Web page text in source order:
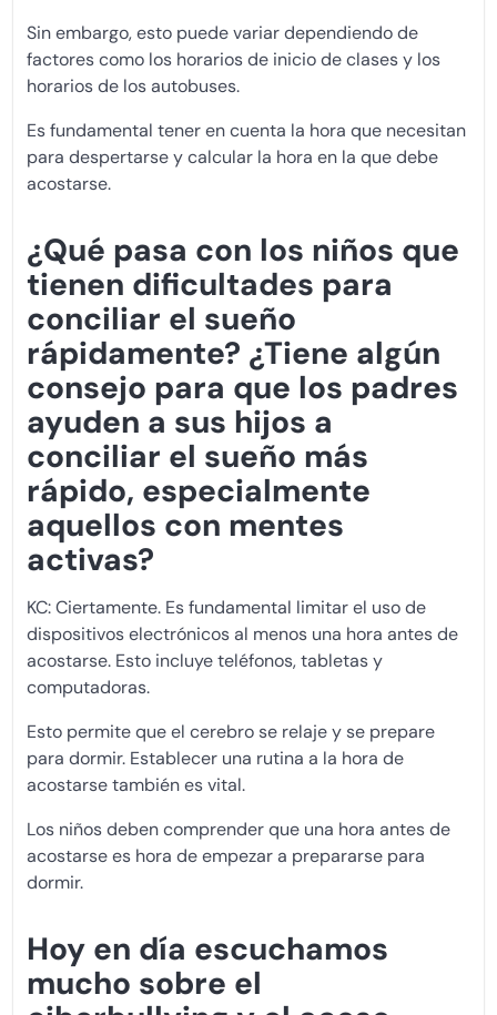
Sin embargo, esto puede variar dependiendo de
factores como los horarios de inicio de clases y los
horarios de los autobuses.
Es fundamental tener en cuenta la hora que necesitan
para despertarse y calcular la hora en la que debe
acostarse.
¿Qué pasa con los niños que
tienen dificultades para
conciliar el sueño
rápidamente? ¿Tiene algún
consejo para que los padres
ayuden a sus hijos a
conciliar el sueño más
rápido, especialmente
aquellos con mentes
activas?
KC: Ciertamente. Es fundamental limitar el uso de
dispositivos electrónicos al menos una hora antes de
acostarse. Esto incluye teléfonos, tabletas y
computadoras.
Esto permite que el cerebro se relaje y se prepare
para dormir. Establecer una rutina a la hora de
acostarse también es vital.
Los niños deben comprender que una hora antes de
acostarse es hora de empezar a prepararse para
dormir.
Hoy en día escuchamos
mucho sobre el